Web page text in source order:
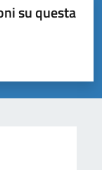
su questa